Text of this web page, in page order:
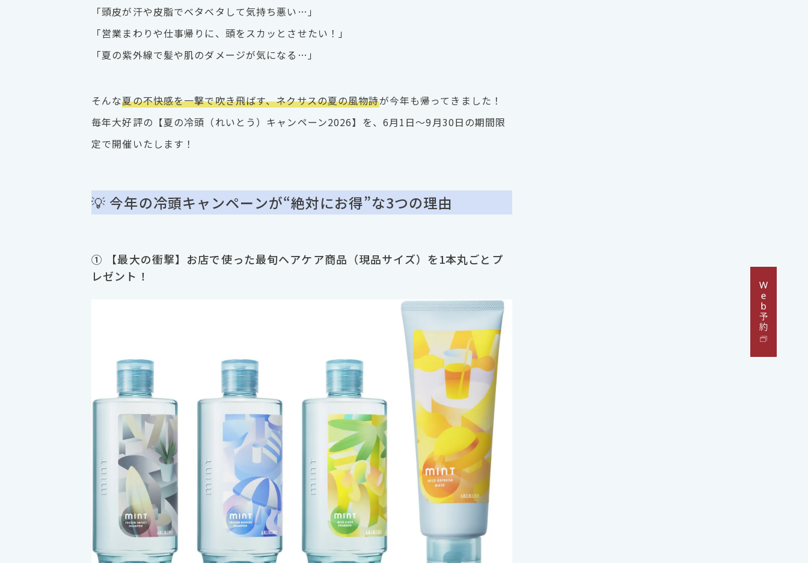
「頭皮が汗や皮脂でベタベタして気持ち悪い…」
「営業まわりや仕事帰りに、頭をスカッとさせたい！」
「夏の紫外線で髪や肌のダメージが気になる…」
そんな夏の不快感を一撃で吹き飛ばす、ネクサスの夏の風物詩が今年も帰ってきました！
毎年大好評の【夏の冷頭（れいとう）キャンペーン2026】を、6月1日〜9月30日の期間限
定で開催いたします！
💡 今年の冷頭キャンペーンが“絶対にお得”な3つの理由
① 【最大の衝撃】お店で使った最旬ヘアケア商品（現品サイズ）を1本丸ごとプ
レゼント！